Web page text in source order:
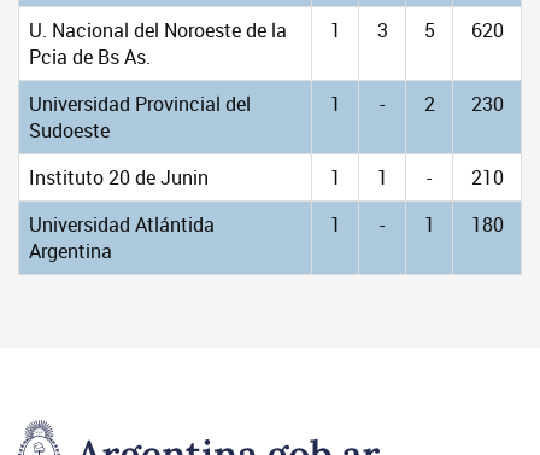
U. Nacional del Noroeste de la
Pcia de Bs As.
1 3 5 620
Universidad Provincial del
Sudoeste
1 - 2 230
Instituto 20 de Junin 1 1 -
210
Universidad Atlántida
Argentina
1 - 1 180